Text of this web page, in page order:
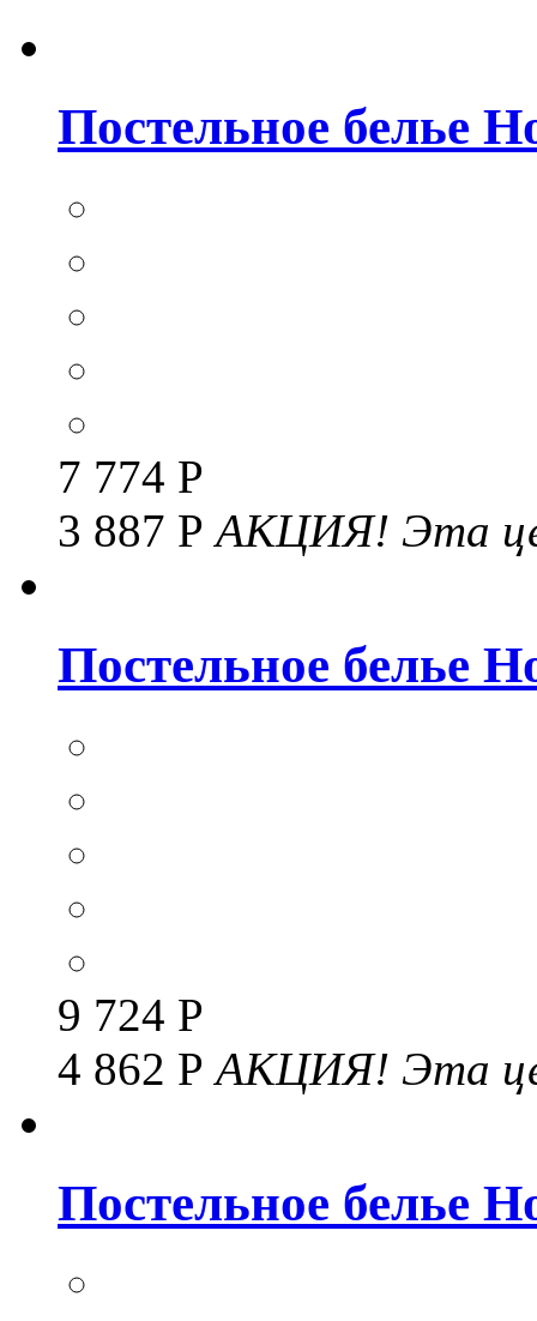
Постельное белье
7 774 Р
3 887 РАКЦИЯ! Эта
Постельное белье
9 724 Р
4 862 РАКЦИЯ! Эта
Постельное белье